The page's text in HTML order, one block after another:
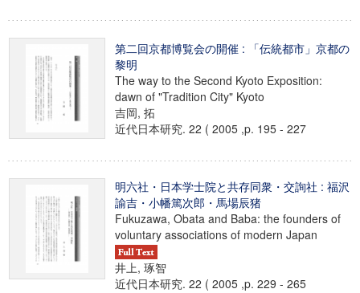
第二回京都博覧会の開催 : 「伝統都市」京都の
黎明
The way to the Second Kyoto Exposition:
dawn of "Tradition City" Kyoto
吉岡, 拓
近代日本研究. 22 ( 2005 ,p. 195 - 227
明六社・日本学士院と共存同衆・交詢社 : 福沢
諭吉・小幡篤次郎・馬場辰猪
Fukuzawa, Obata and Baba: the founders of
voluntary associations of modern Japan
井上, 琢智
近代日本研究. 22 ( 2005 ,p. 229 - 265